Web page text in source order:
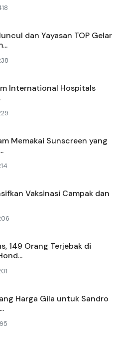
dan Yayasan TOP Gelar
International Hospitals
Memakai Sunscreen yang
Vaksinasi Campak dan
149 Orang Terjebak di
Harga Gila untuk Sandro